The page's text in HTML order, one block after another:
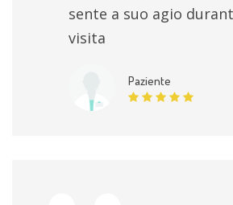
sente a suo agio
visita
Paziente